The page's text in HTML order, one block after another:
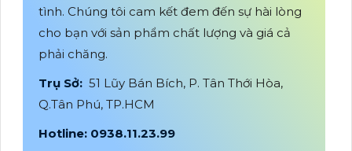
tình. Chúng tôi cam kết đem đến sự hài lòng
cho bạn với sản phẩm chất lượng và giá cả
phải chăng.
Trụ Sở: 51 Lũy Bán Bích, P. Tân Thới Hòa,
Q.Tân Phú, TP.HCM
Hotline: 0938.11.23.99